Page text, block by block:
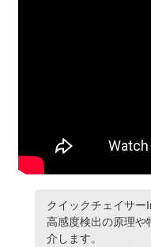
クイックチェイサ
高感度検出の原理や
介します。